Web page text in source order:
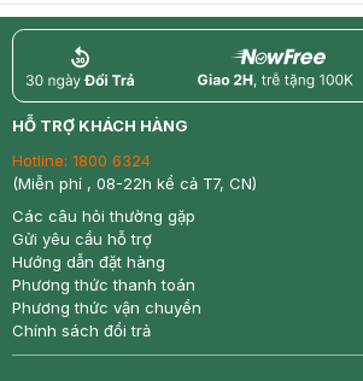
return nowfree
HỖ TRỢ KHÁCH HÀNG
Hotline: 1800 6324
(Miễn phí , 08-22h kể cả T7, CN)
Các câu hỏi thường gặp
Gửi yêu cầu hỗ trợ
Hướng dẫn đặt hàng
Phương thức thanh toán
Phương thức vận chuyển
Chính sách đổi trả